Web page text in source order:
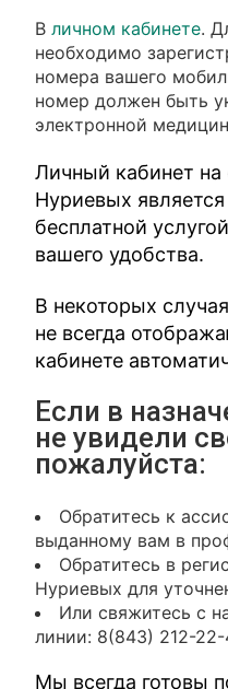
Вличном кабинете.
необходимо
номера вашего
номер должен быть
электронной
Личный кабинет на
Нуриевых
бесплатной
вашего удобства.
В некоторых
не всегда
кабинете
Если в
не увидели
пожалуйста:
Обратитесь к
выданному вам в
Обратитесь в
Нуриевых для
Или свяжитесь с
линии: 8(843) 212-22-
Мы всегда готовы